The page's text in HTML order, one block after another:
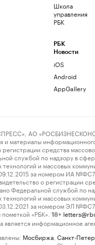
Школа
управления
РБК
РБК
Новости
iOS
Android
AppGallery
АО
материалы информационного
регистрации средства
службой по надзору в
и массовых
за номером ИА
о регистрации
Федеральной службой по
и массовых
за номером ЭЛ
«РБК».
18+
является информационное
Мосбиржа Санкт-